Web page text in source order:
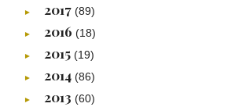
► 2017 (89)
► 2016 (18)
► 2015 (19)
► 2014 (86)
► 2013 (60)